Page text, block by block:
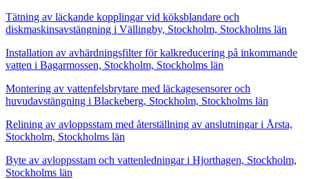
Tätning av läckande kopplingar vid köksblandare och
diskmaskinsavstängning i Vällingby, Stockholm, Stockholms län
Installation av avhärdningsfilter för kalkreducering på inkommande
vatten i Bagarmossen, Stockholm, Stockholms län
Montering av vattenfelsbrytare med läckagesensorer och
huvudavstängning i Blackeberg, Stockholm, Stockholms län
Relining av avloppsstam med återställning av anslutningar i Årsta,
Stockholm, Stockholms län
Byte av avloppsstam och vattenledningar i Hjorthagen, Stockholm,
Stockholms län